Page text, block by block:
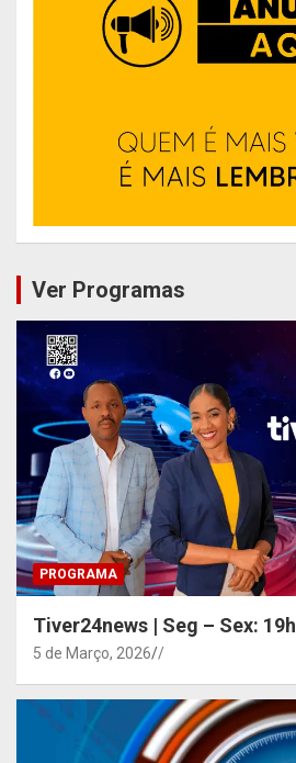
Ver Programas
PROGRAMA
Tiver24news | Seg – Sex: 19h
5 de Março, 2026 /